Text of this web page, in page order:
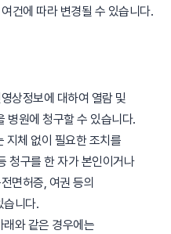
건에 따라 변경될 수 있습니다.
상정보에 대하여 열람 및
병원에 청구할 수 있습니다.
지체 없이 필요한 조치를
청구를 한 자가 본인이거나
면허증, 여권 등의
습니다.
와 같은 경우에는